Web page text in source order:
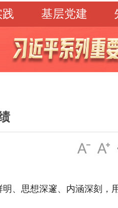
基层党建
工作动态 经验交
文化大观 专题库
、思想深邃、内涵深刻，